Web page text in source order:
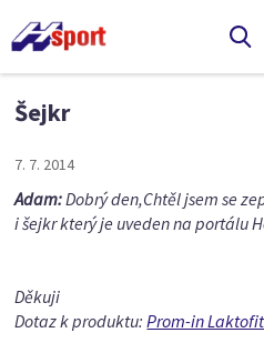
Šejkr
7. 7. 2014
Adam:Dobrý den,Chtěl jsem se
i šejkr který je uveden na portálu
Děkuji
Dotaz k produktu:Prom-in